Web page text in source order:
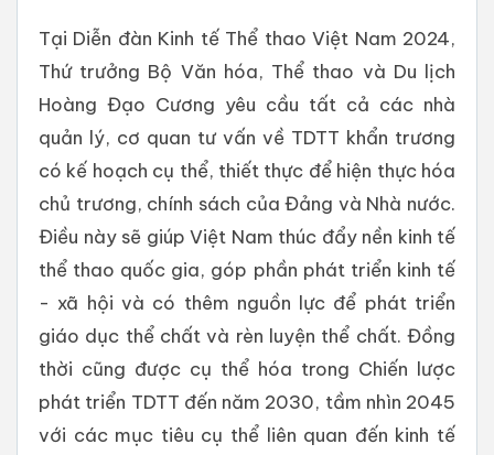
Tại Diễn đàn Kinh tế Thể thao Việt Nam 2024,
Thứ trưởng Bộ Văn hóa, Thể thao và Du lịch
Hoàng Đạo Cương yêu cầu tất cả các nhà
quản lý, cơ quan tư vấn về TDTT khẩn trương
có kế hoạch cụ thể, thiết thực để hiện thực hóa
chủ trương, chính sách của Đảng và Nhà nước.
Điều này sẽ giúp Việt Nam thúc đẩy nền kinh tế
thể thao quốc gia, góp phần phát triển kinh tế
- xã hội và có thêm nguồn lực để phát triển
giáo dục thể chất và rèn luyện thể chất. Đồng
thời cũng được cụ thể hóa trong Chiến lược
phát triển TDTT đến năm 2030, tầm nhìn 2045
với các mục tiêu cụ thể liên quan đến kinh tế